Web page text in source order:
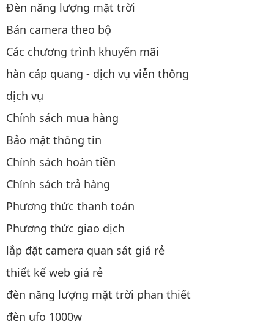
Đèn năng lượng mặt trời
Bán camera theo bộ
Các chương trình khuyến mãi
hàn cáp quang - dịch vụ viễn thông
dịch vụ
Chính sách mua hàng
Bảo mật thông tin
Chính sách hoàn tiền
Chính sách trả hàng
Phương thức thanh toán
Phương thức giao dịch
lắp đặt camera quan sát giá rẻ
thiết kế web giá rẻ
đèn năng lượng mặt trời phan thiết
đèn ufo 1000w